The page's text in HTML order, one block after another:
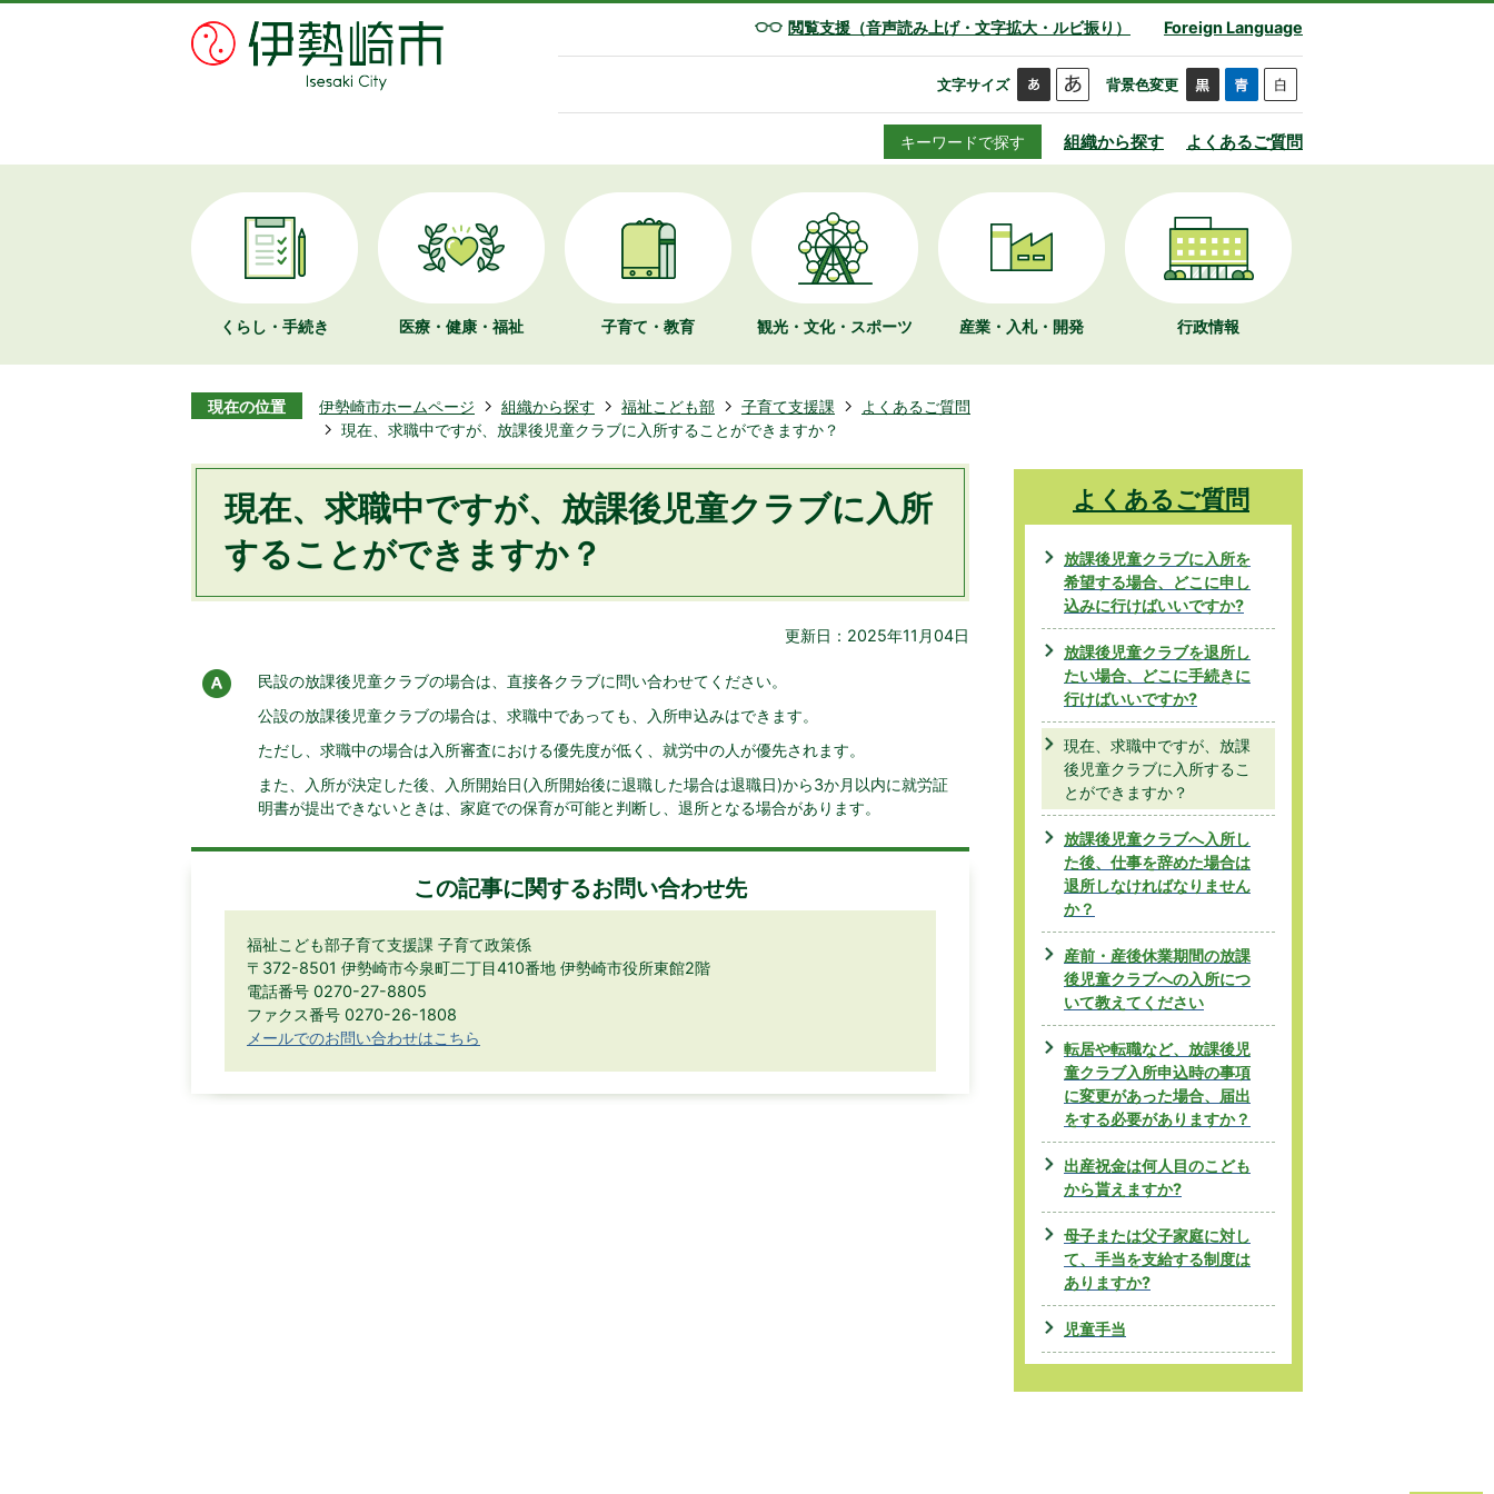
閲覧支援（音声読み上げ・文字拡大・ルビ振り） Foreign Language
文字サイズ 背景色変更
キーワードで探す 組織から探す よくあるご質問
くらし・手続き 医療・健康・福祉 子育て・教育 観光・文化・ スポーツ 産業・入札・開発 行政情報
現在の位置 伊勢崎市ホームページ 組織から探す 福祉こども部 子育て支援課
よくあるご質問
現在、求職中ですが、放課後児童クラブに入所することができますか？
現在、求職中ですが、放課後児童クラブに入所
することができますか？
更新日：2025年11月04日
民設の放課後児童クラブの場合は、直接各クラブに問い合わせてください。
公設の放課後児童クラブの場合は、求職中であっても、入所申込みはできます。
ただし、求職中の場合は入所審査における優先度が低く、就労中の人が優先されます。
また、入所が決定した後、入所開始日(入所開始後に退職した場合は退職日)から3か月以内に就労証
明書が提出できないときは、家庭での保育が可能と判断し、退所となる場合があります。
この記事に関するお問い合わせ先
福祉こども部子育て支援課 子育て政策係
〒372-8501 伊勢崎市今泉町二丁目410番地 伊勢崎市役所東館2階
電話番号 0270-27-8805
ファクス番号 0270-26-1808
メールでのお問い合わせはこちら
よくあるご質問
放課後児童クラブに入所を
希望する場合、どこに申し
込みに行けばいいですか?
放課後児童クラブを退所し
たい場合、どこに手続きに
行けばいいですか?
現在、求職中ですが、放課
後児童クラブに入所するこ
とができますか？
放課後児童クラブへ入所し
た後、仕事を辞めた場合は
退所しなければなりません
か？
産前・産後休業期間の放課
後児童クラブへの入所につ
いて教えてください
転居や転職など、放課後児
童クラブ入所申込時の事項
に変更があった場合、届出
をする必要がありますか？
出産祝金は何人目のこども
から貰えますか?
母子または父子家庭に対し
て、手当を支給する制度は
ありますか?
児童手当